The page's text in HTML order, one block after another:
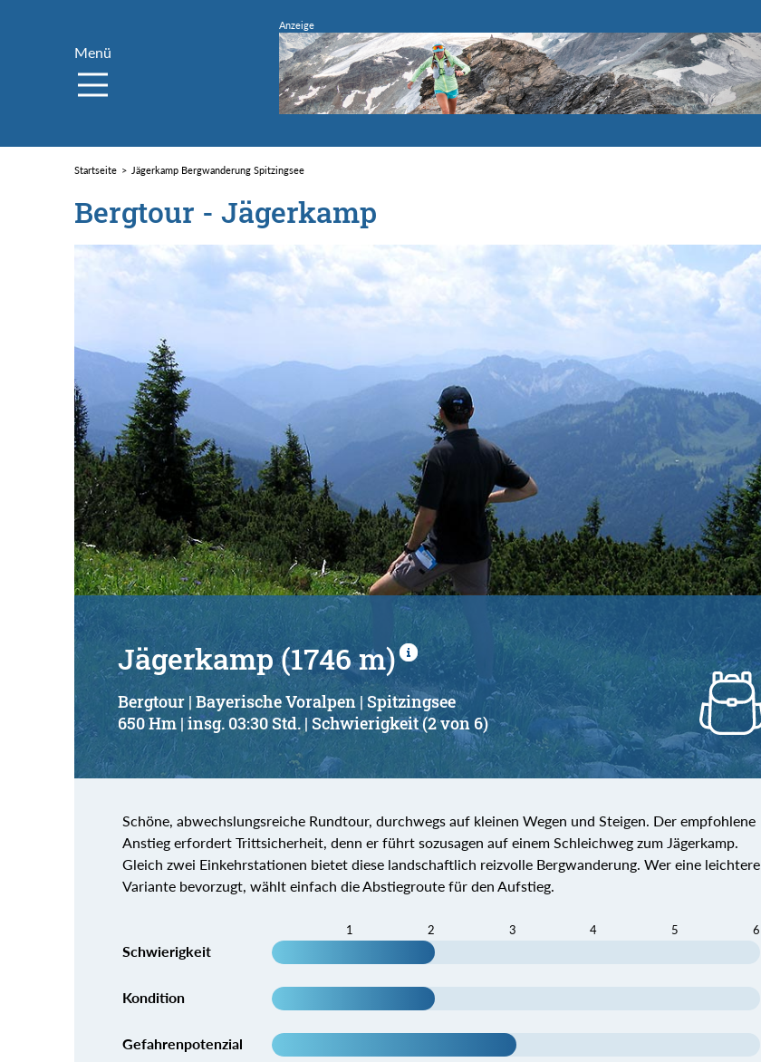
Menü
Startseite Jägerkamp Bergwanderung Spitzingsee
Bergtour - Jägerkamp
Jägerkamp (1746 m)
Bergtour | Bayerische Voralpen | Spitzingsee
650 Hm | insg. 03:30 Std. | Schwierigkeit (2 von 6)
Schöne, abwechslungsreiche Rundtour, durchwegs auf kleinen Wegen und Steigen. Der empfohlene
Anstieg erfordert Trittsicherheit, denn er führt sozusagen auf einem Schleichweg zum Jägerkamp.
Gleich zwei Einkehrstationen bietet diese landschaftlich reizvolle Bergwanderung. Wer eine leichtere
Variante bevorzugt, wählt einfach die Abstiegroute für den Aufstieg.
1 2 3 4 5 6
Schwierigkeit
Kondition
Gefahrenpotenzial